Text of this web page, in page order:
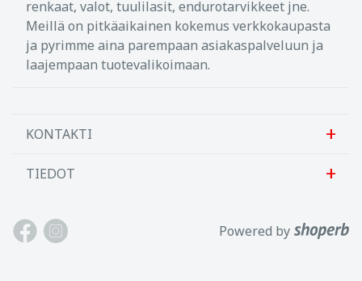
renkaat, valot, tuulilasit, endurotarvikkeet jne.
Meillä on pitkäaikainen kokemus verkkokaupasta
ja pyrimme aina parempaan asiakaspalveluun ja
laajempaan tuotevalikoimaan.
KONTAKTI
Sanlab OÜ
Harjumaa, 75312, Viro
TIEDOT
Meistä
Ota meihin yhteyttä
Powered by